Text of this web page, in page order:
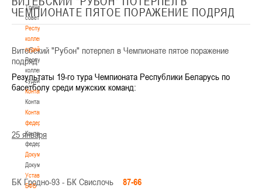
Тренерский
совет
Республиканская
коллегия
судей
Республиканская
коллегия
судей
Контакты
Контакты
Контакты
федерации
Контакты
федерации
Документы
Документы
Устав
БФБ
ЧЕМПИОНАТЕ ПЯТОЕ ПОРАЖЕНИЕ ПОДРЯД
Витебский "Рубон" потерпел в Чемпионате пятое поражение
подряд
Результаты 19-го тура Чемпионата Республики Беларусь по
басетболу среди мужских команд:
25 января
БК Гродно-93 - БК Свислочь 87-66